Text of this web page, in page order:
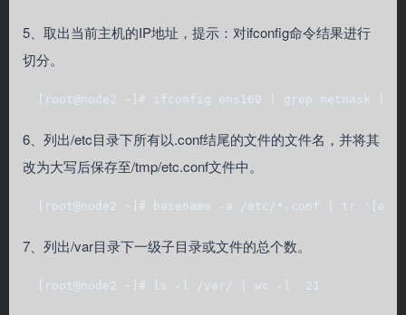
5、取出当前主机的IP地址，提示：对ifconfig命令结果进行
切分。
[root@node2 ~]# ifconfig ens160 | grep netmask |
6、列出/etc目录下所有以.conf结尾的文件的文件名，并将其
改为大写后保存至/tmp/etc.conf文件中。
[root@node2 ~]# basename -a /etc/*.conf | tr '[a-
7、列出/var目录下一级子目录或文件的总个数。
  [root@node2 ~]# ls -l /var/ | wc -l  21